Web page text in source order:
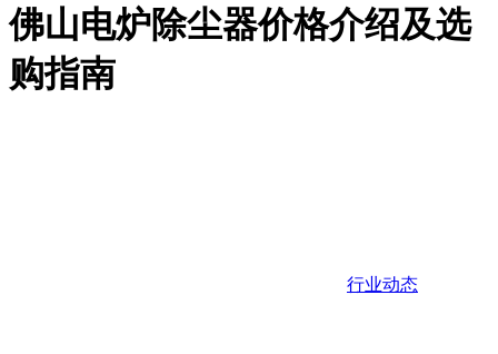
佛山电炉除尘器价格介绍及选
购指南
行业动态